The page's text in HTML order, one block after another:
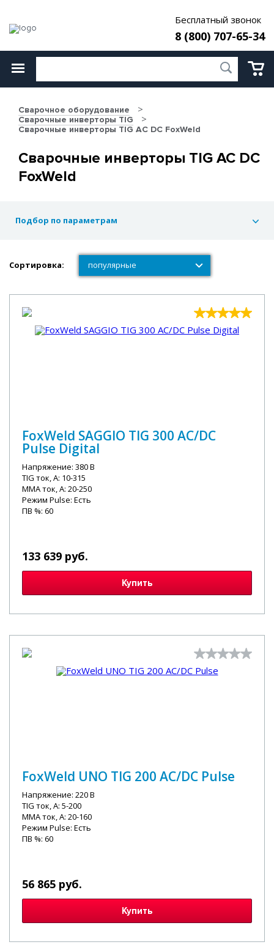
Бесплатный звонок
8 (800) 707-65-34
Сварочное оборудование
Сварочные инверторы TIG
Сварочные инверторы TIG AC DC FoxWeld
Сварочные инверторы TIG AC DC
FoxWeld
Подбор по параметрам
Сортировка: популярные
популярные
FoxWeld SAGGIO TIG 300 AC/DC
Pulse Digital
Напряжение: 380 В
TIG ток, А: 10-315
MMA ток, А: 20-250
Режим Pulse: Есть
ПВ %: 60
133 639 руб.
Купить
FoxWeld UNO TIG 200 AC/DC Pulse
Напряжение: 220 В
TIG ток, А: 5-200
MMA ток, А: 20-160
Режим Pulse: Есть
ПВ %: 60
56 865 руб.
Купить